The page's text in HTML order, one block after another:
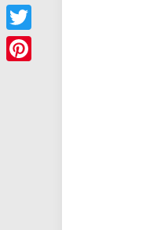
Facebook
Twitter